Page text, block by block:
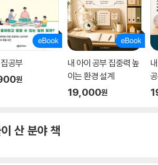
공부
원
내 아이 공부 집중력 높
이는 환경 설계
19,000원
관
산 분야 책